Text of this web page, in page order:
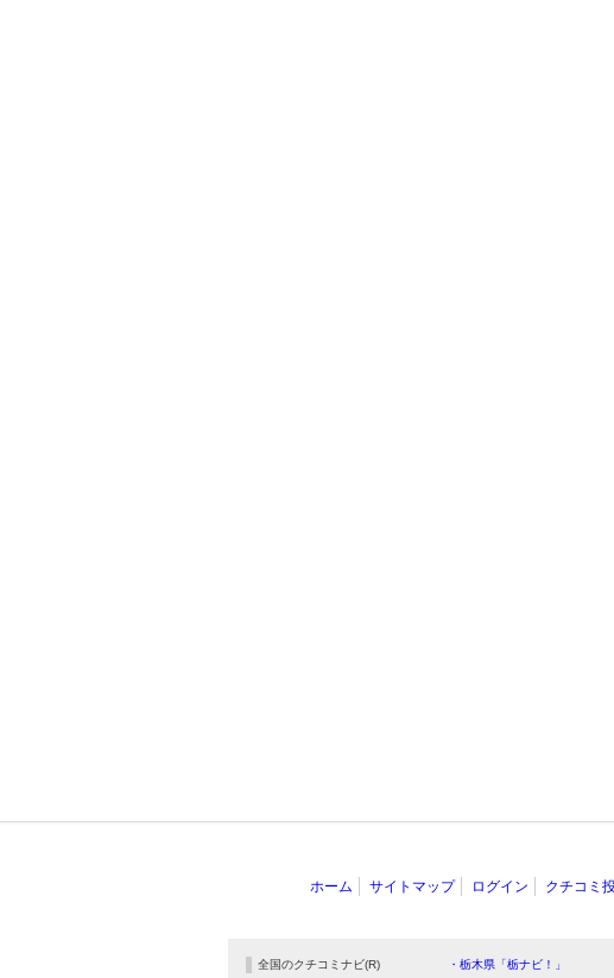
ホーム サイトマップ ログイン クチコミ
全国のクチコミナビ(R) ・栃木県「栃ナビ！」